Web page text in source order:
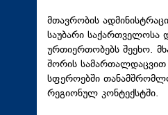
კულტურა
ტექნოლოგიები
მთავრობის
საუბარი საქართველოსა
ურთიერთობებს შეეხო.
შორის სამართალდაცვით
სფეროებში
რეგიონულ კონტექსტში.